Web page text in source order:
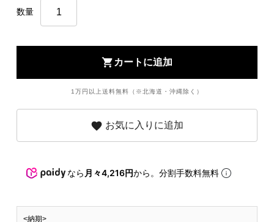
数量
shopping_cart カートに追加
1万円以上送料無料（※北海道・沖縄除く）
favorite お気に入りに追加
なら 月々4,216円から。分割手数料無料
<納期>